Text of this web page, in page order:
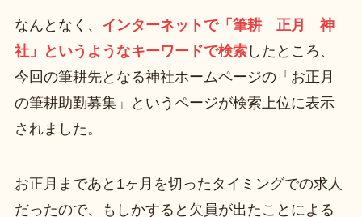
なんとなく、 インターネットで「筆耕 正月 神
社」というようなキーワードで検索したところ、
今回の筆耕先となる神社ホームページの「お正月
の筆耕助勤募集」というページが検索上位に表示
されました。
お正月まであと1ヶ月を切ったタイミングでの求人
だったので、もしかすると欠員が出たことによる